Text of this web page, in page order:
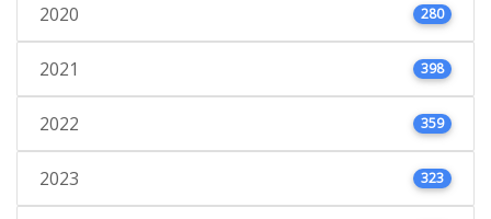
2020 280
2021 398
2022 359
2023 323